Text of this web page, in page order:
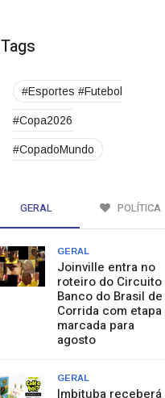
Tags
#Esportes #Futebol
#Copa2026
#CopadoMundo
GERAL POLÍTICA
GERAL
Joinville entra no
roteiro do Circuito
Banco do Brasil de
Corrida com etapa
marcada para
agosto
GERAL
Imbituba receberá